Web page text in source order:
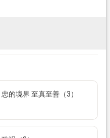
的境界 至真至善（3）